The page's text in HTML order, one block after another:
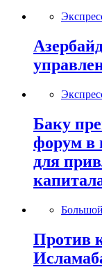
Баку
форум в
для
Против